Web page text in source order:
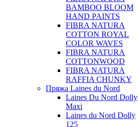
BAMBOO BLOOM
HAND PAINTS
FIBRA NATURA
COTTON ROYAL
COLOR WAVES
FIBRA NATURA
COTTONWOOD
FIBRA NATURA
RAFFIA CHUNKY
Пряжа Laines du Nord
Laines Du Nord Dolly
Maxi
Laines du Nord Dolly
125